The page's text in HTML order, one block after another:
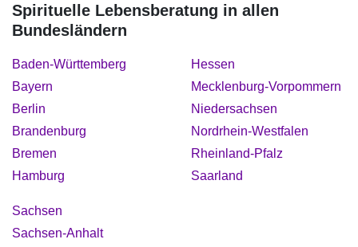
Spirituelle Lebensberatung in allen
Bundesländern
Baden-Württemberg
Bayern
Berlin
Brandenburg
Bremen
Hamburg
Hessen
Mecklenburg-Vorpommern
Niedersachsen
Nordrhein-Westfalen
Rheinland-Pfalz
Saarland
Sachsen
Sachsen-Anhalt